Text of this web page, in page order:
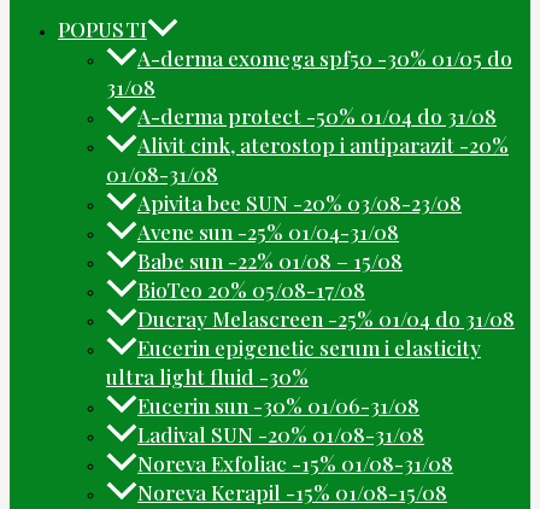
POPUSTI
A-derma exomega spf50 -30% 01/05 do
31/08
A-derma protect -50% 01/04 do 31/08
Alivit cink, aterostop i antiparazit -20%
01/08-31/08
Apivita bee SUN -20% 03/08-23/08
Avene sun -25% 01/04-31/08
Babe sun -22% 01/08 – 15/08
BioTeo 20% 05/08-17/08
Ducray Melascreen -25% 01/04 do 31/08
Eucerin epigenetic serum i elasticity
ultra light fluid -30%
Eucerin sun -30% 01/06-31/08
Ladival SUN -20% 01/08-31/08
Noreva Exfoliac -15% 01/08-31/08
Noreva Kerapil -15% 01/08-15/08